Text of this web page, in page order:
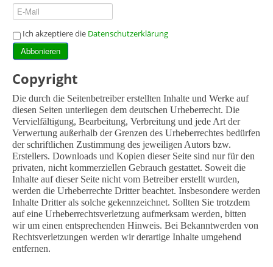
Ich akzeptiere die Datenschutzerklärung
Abbonieren
Copyright
Die durch die Seitenbetreiber erstellten Inhalte und Werke auf
diesen Seiten unterliegen dem deutschen Urheberrecht. Die
Vervielfältigung, Bearbeitung, Verbreitung und jede Art der
Verwertung außerhalb der Grenzen des Urheberrechtes bedürfen
der schriftlichen Zustimmung des jeweiligen Autors bzw.
Erstellers. Downloads und Kopien dieser Seite sind nur für den
privaten, nicht kommerziellen Gebrauch gestattet. Soweit die
Inhalte auf dieser Seite nicht vom Betreiber erstellt wurden,
werden die Urheberrechte Dritter beachtet. Insbesondere werden
Inhalte Dritter als solche gekennzeichnet. Sollten Sie trotzdem
auf eine Urheberrechtsverletzung aufmerksam werden, bitten
wir um einen entsprechenden Hinweis. Bei Bekanntwerden von
Rechtsverletzungen werden wir derartige Inhalte umgehend
entfernen.